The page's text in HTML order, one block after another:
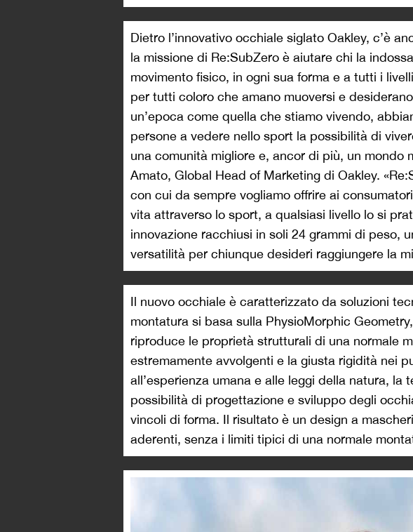
Dietro l’innovativo occhiale siglato Oakley, c’è
la missione di Re:SubZero è aiutare chi la
movimento fisico, in ogni sua forma e a tutti i
per tutti coloro che amano muoversi e
un’epoca come quella che stiamo vivendo,
persone a vedere nello sport la possibilità di
una comunità migliore e, ancor di più, un mondo
Amato, Global Head of Marketing di Oakley.
con cui da sempre vogliamo offrire ai
vita attraverso lo sport, a qualsiasi livello lo si
innovazione racchiusi in soli 24 grammi di peso,
versatilità per chiunque desideri raggiungere la
Il nuovo occhiale è caratterizzato da soluzioni
montatura si basa sulla PhysioMorphic
riproduce le proprietà strutturali di una normale
estremamente avvolgenti e la giusta rigidità nei
all’esperienza umana e alle leggi della natura, la
possibilità di progettazione e sviluppo degli
vincoli di forma. Il risultato è un design a
aderenti, senza i limiti tipici di una normale